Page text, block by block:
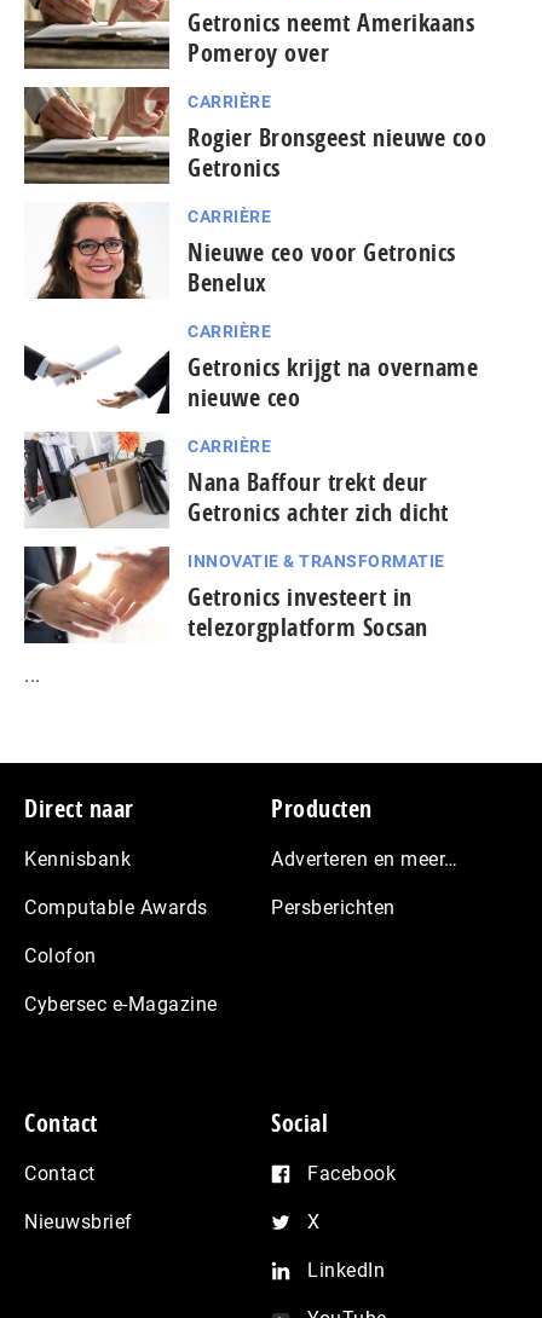
Getronics neemt Amerikaans
Pomeroy over
CARRIÈRE
Rogier Bronsgeest nieuwe coo
Getronics
CARRIÈRE
Nieuwe ceo voor Getronics
Benelux
CARRIÈRE
Getronics krijgt na overname
nieuwe ceo
CARRIÈRE
Nana Baffour trekt deur
Getronics achter zich dicht
INNOVATIE & TRANSFORMATIE
Getronics investeert in
telezorgplatform Socsan
...
Footer
Direct naar
Kennisbank
Computable Awards
Colofon
Cybersec e-Magazine
Producten
Adverteren en meer…
Persberichten
Contact
Contact
Nieuwsbrief
Social
Facebook
X
LinkedIn